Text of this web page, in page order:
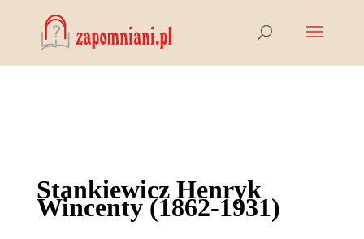
Stankiewicz Henryk
Wincenty (1862-1931)